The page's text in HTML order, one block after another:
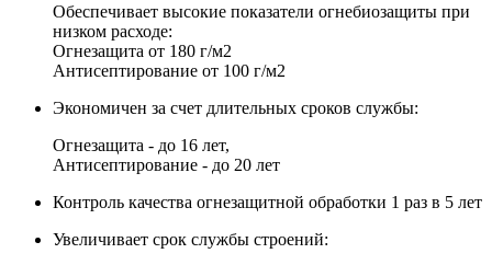
Обеспечивает высокие показатели огнебиозащиты при
низком расходе:
Огнезащита от 180 г/м2
Антисептирование от 100 г/м2
Экономичен за счет длительных сроков службы:
Огнезащита - до 16 лет,
Антисептирование - до 20 лет
Контроль качества огнезащитной обработки 1 раз в 5 лет
Увеличивает срок службы строений: